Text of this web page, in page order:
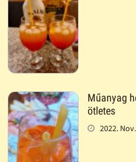
Műanyag
ötletes
2022.